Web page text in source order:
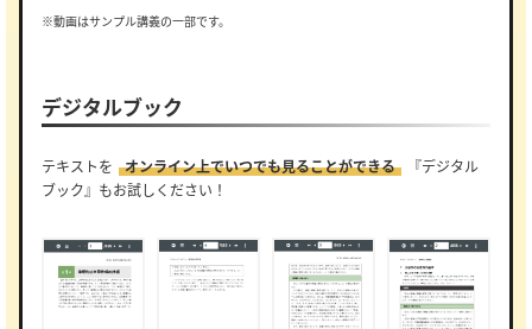
※動画はサンプル講義の一部です。
デジタルブック
テキストを オンライン上でいつでも見ることができる
『デジタル
ブック』もお試しください！